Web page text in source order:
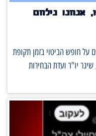
לא יסתמו את הפה לערוץ 14, אנחנו נילחם
שומרים על חופש הביטוי בזמן תקופת
יו"ר ועדת הבחירות